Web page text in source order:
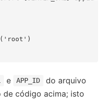
e APP_ID do arquivo
de código acima; isto